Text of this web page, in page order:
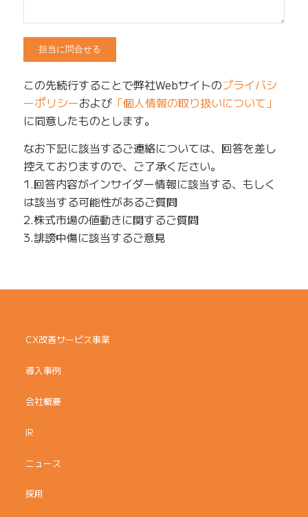
この先続行することで弊社Webサイトのプライバシ
ーポリシーおよび 「個人情報の取り扱いについて」
に同意したものとします。
なお下記に該当するご連絡については、回答を差し
控えておりますので、ご了承ください。
1.回答内容がインサイダー情報に該当する、もしく
は該当する可能性があるご質問
2.株式市場の値動きに関するご質問
3.誹謗中傷に該当するご意見
CX改善サービス事業
導入事例
会社概要
IR
ニュース
採用